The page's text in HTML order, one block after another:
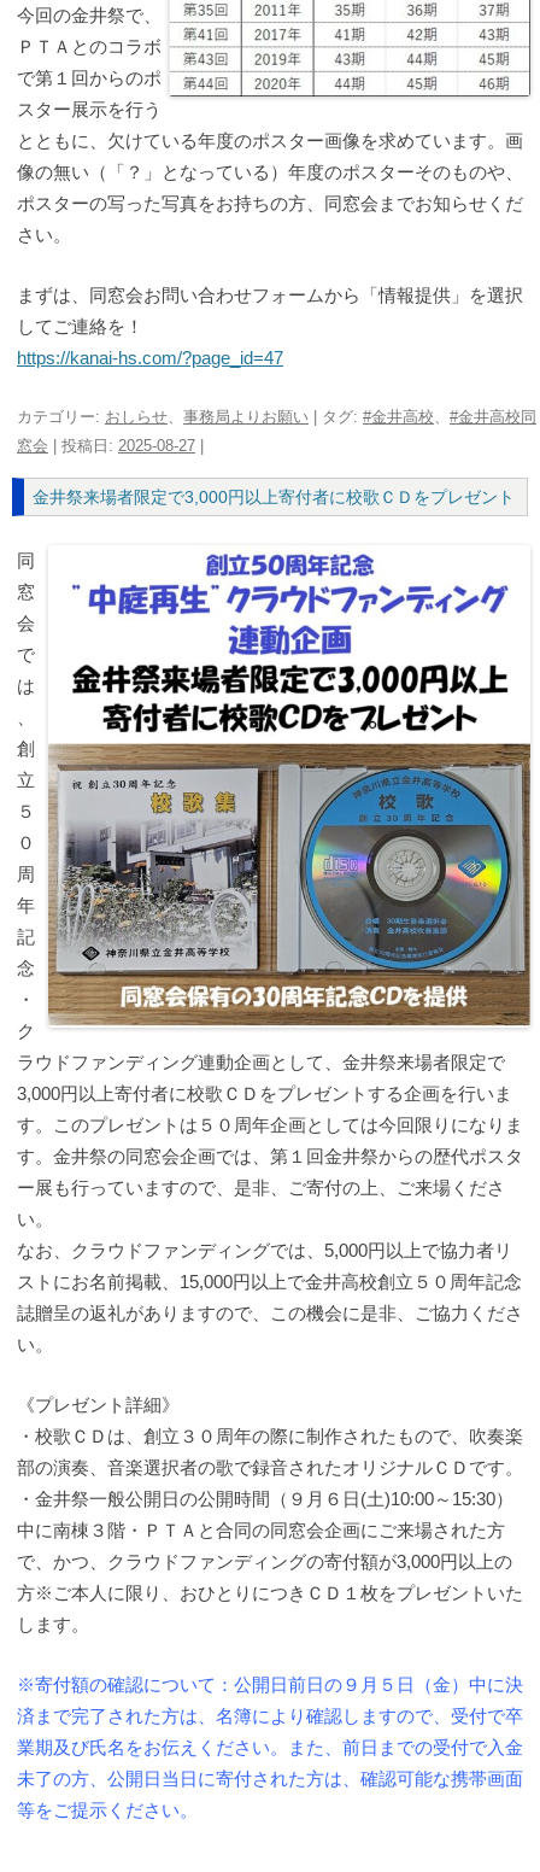
今回の金井祭で、
ＰＴＡとのコラボ
で第１回からのポ
スター展示を行う
とともに、欠けている年度のポスター画像を求めています。画
像の無い（「？」となっている）年度のポスターそのものや、
ポスターの写った写真をお持ちの方、同窓会までお知らせくだ
さい。
まずは、同窓会お問い合わせフォームから「情報提供」を選択
してご連絡を！
https://kanai-hs.com/?page_id=47
カテゴリー: おしらせ、 事務局よりお願い | タグ: #金井高校、 #金井高校同
窓会 | 投稿日: 2025-08-27
金井祭来場者限定で3,000円以上寄付者に校歌ＣＤをプレゼント
同
窓
会
で
は
創
立
５
０
周
年
記
念
・
ク
ラウドファンディング連動企画として、金井祭来場者限定で
3,000円以上寄付者に校歌ＣＤをプレゼントする企画を行いま
す。このプレゼントは５０周年企画としては今回限りになりま
す。金井祭の同窓会企画では、第１回金井祭からの歴代ポスタ
ー展も行っていますので、是非、ご寄付の上、ご来場くださ
い。
なお、クラウドファンディングでは、5,000円以上で協力者リ
ストにお名前掲載、15,000円以上で金井高校創立５０周年記念
誌贈呈の返礼がありますので、この機会に是非、ご協力くださ
い。
《プレゼント詳細》
・校歌ＣＤは、創立３０周年の際に制作されたもので、吹奏楽
部の演奏、音楽選択者の歌で録音されたオリジナルＣＤです。
・金井祭一般公開日の公開時間（９月６日(土)10:00～15:30）
中に南棟３階・ＰＴＡと合同の同窓会企画にご来場された方
で、かつ、クラウドファンディングの寄付額が3,000円以上の
方※ご本人に限り、おひとりにつきＣＤ１枚をプレゼントいた
します。
※寄付額の確認について：公開日前日の９月５日（金）中に決
済まで完了された方は、名簿により確認しますので、受付で卒
業期及び氏名をお伝えください。また、前日までの受付で入金
未了の方、公開日当日に寄付された方は、確認可能な携帯画面
等をご提示ください。